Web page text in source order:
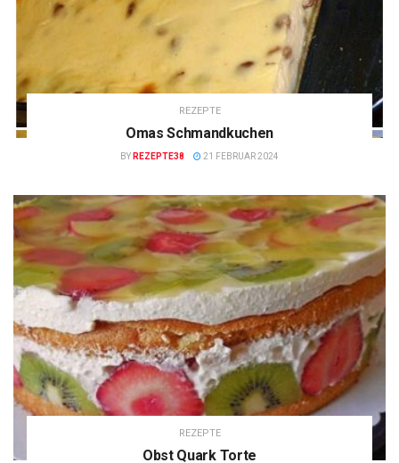
REZEPTE
Omas Schmandkuchen
BY REZEPTE38 21 FEBRUAR 2024
REZEPTE
Obst Quark Torte